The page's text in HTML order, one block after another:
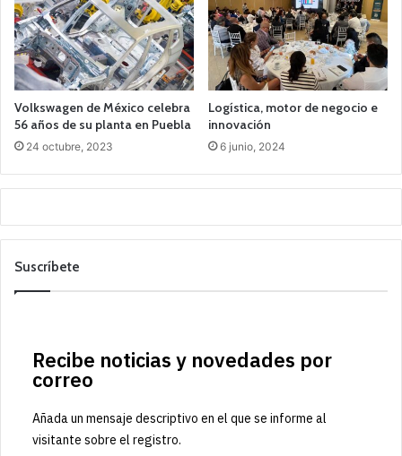
Volkswagen de México celebra
56 años de su planta en Puebla
24 octubre, 2023
Logística, motor de negocio e
innovación
6 junio, 2024
Suscríbete
Recibe noticias y novedades por
correo
Añada un mensaje descriptivo en el que se informe al
visitante sobre el registro.